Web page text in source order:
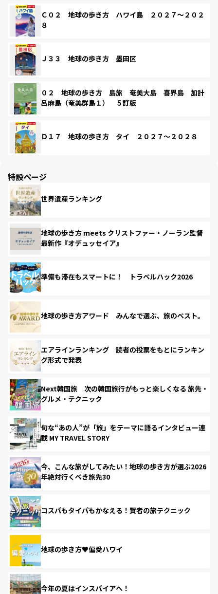
Ｃ０２ 地球の歩き方 ハワイ島 ２０２７～２０２
８
Ｊ３３ 地球の歩き方 墨田区
０２ 地球の歩き方 島旅 奄美大島 喜界島 加計
呂麻島（奄美群島１） ５訂版
Ｄ１７ 地球の歩き方 タイ ２０２７～２０２８
特設ページ
世界遺産ランキング
地球の歩き方 meets クリストファー・ノーラン監督
最新作『オデュッセイア』
準備も滞在もスマートに！ トラベルハック2026
地球の歩き方アワード みんなで選ぶ、旅のベスト。
エアラインランキング 読者の投票をもとにランキン
グ形式で発表
Next韓国旅 次の韓国旅行がもっと楽しくなる 旅先・
グルメ・テクニック
旬な“あの人”が「旅」をテーマに語るインタビュー連
載 MY TRAVEL STORY
今、こんな旅がしてみたい！地球の歩き方が選ぶ2026
年絶対行くべき旅先30
コスパもタイパもかなえる！賢者の旅テクニック
地球の歩き方♥偏愛ハワイ
今年の夏はインスパイアへ！